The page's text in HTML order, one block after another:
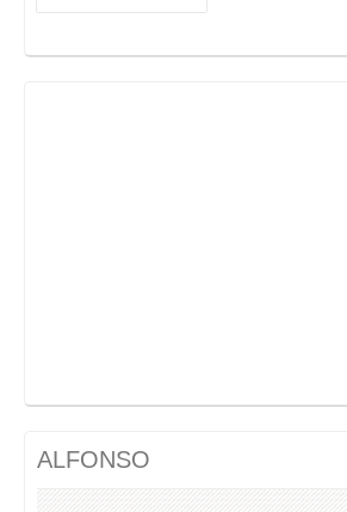
ALFONSO